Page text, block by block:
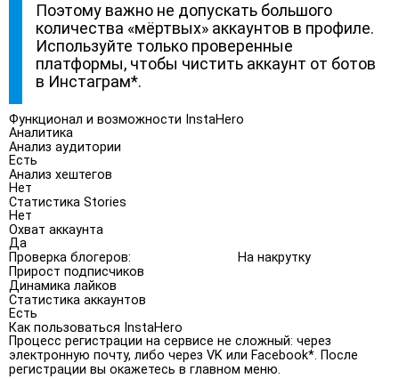
Поэтому важно не допускать большого
количества «мёртвых» аккаунтов в профиле.
Используйте только проверенные
платформы, чтобы чистить аккаунт от ботов
в Инстаграм*.
Функционал и возможности InstaHero
Аналитика
Анализ аудитории
Есть
Анализ хештегов
Нет
Статистика Stories
Нет
Охват аккаунта
Да
Проверка блогеров:
На накрутку
Прирост подписчиков
Динамика лайков
Статистика аккаунтов
Есть
Как пользоваться InstaHero
Процесс регистрации на сервисе не сложный: через
электронную почту, либо через VK или Facebook*. После
регистрации вы окажетесь в главном меню.